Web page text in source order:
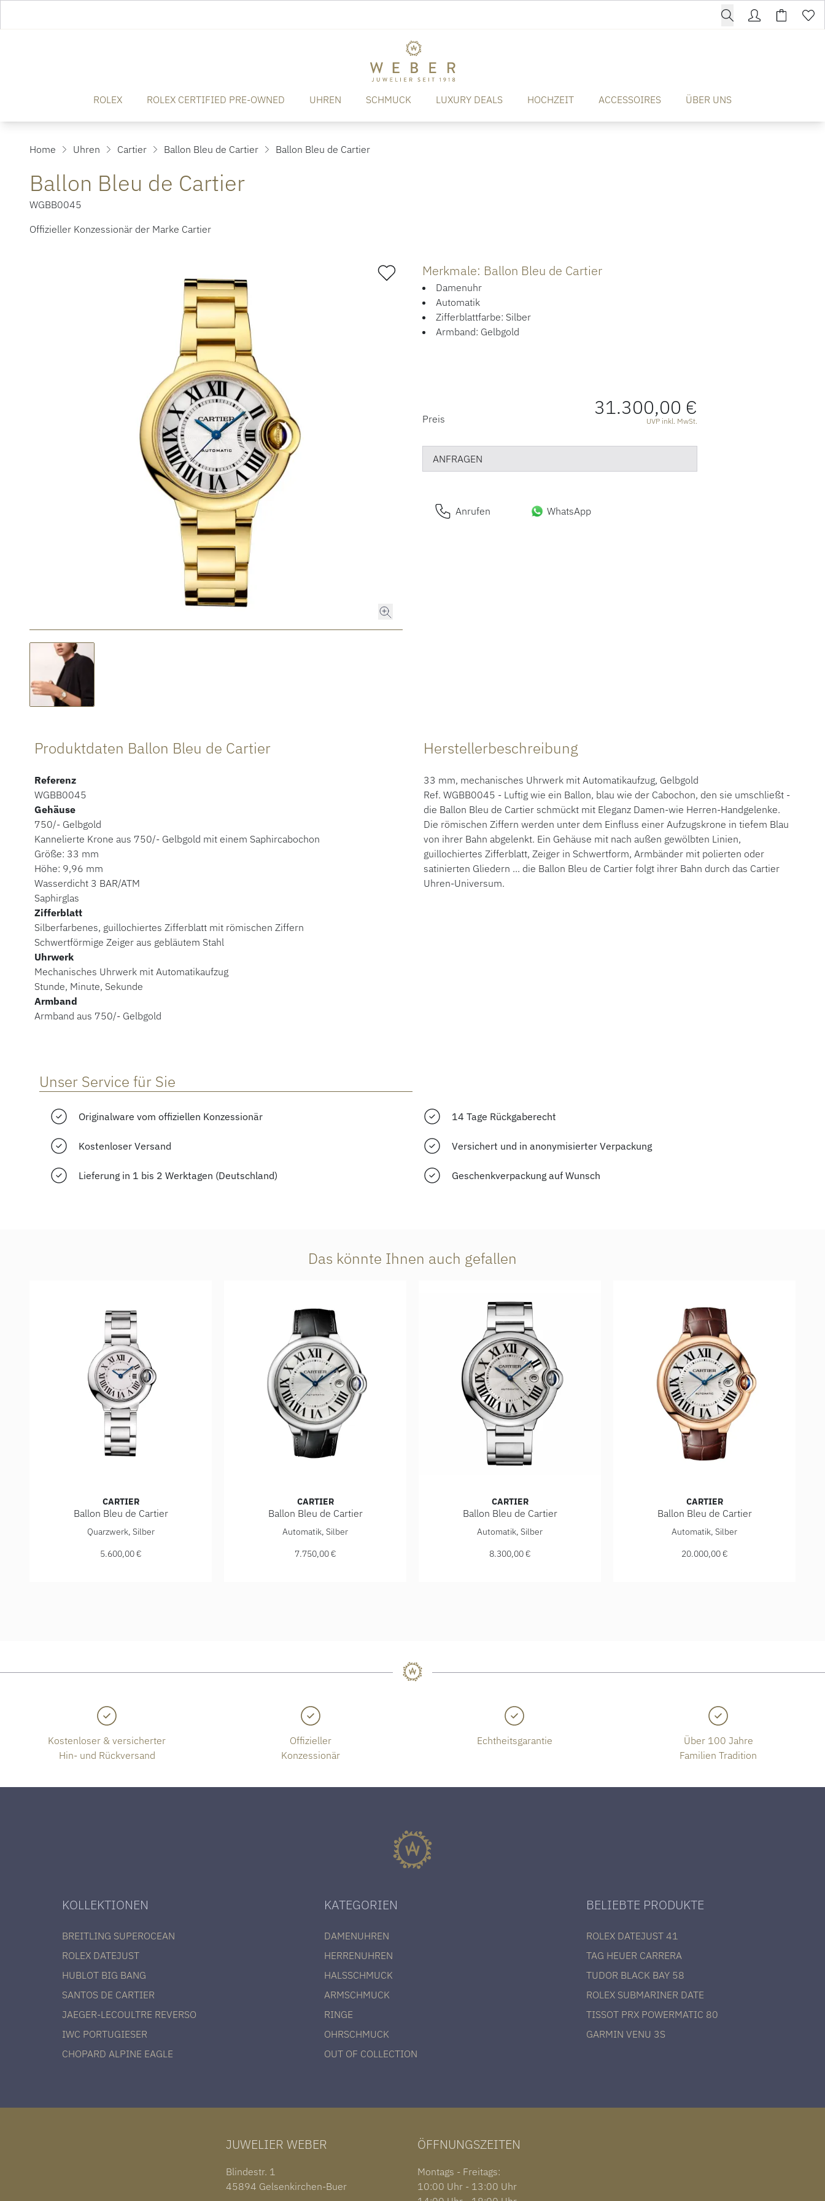
ROLEX ROLEX CERTIFIED PRE-OWNED UHREN SCHMUCK LUXURY DEALS HOCHZEIT ACCESSOIRES ÜBER UNS
Home Uhren Cartier Ballon Bleu de Cartier Ballon Bleu de Cartier
Ballon Bleu de Cartier
WGBB0045
Offizieller Konzessionär der Marke Cartier
Merkmale: Ballon Bleu de Cartier
Damenuhr
Automatik
Zifferblattfarbe: Silber
Armband: Gelbgold
PREISINFORMATIONEN
Preis 31.300,00 €
UVP inkl. MwSt.
ANFRAGEN
Anrufen WhatsApp
Produktdaten Ballon Bleu de Cartier
Referenz
WGBB0045
Gehäuse
750/- Gelbgold
Kannelierte Krone aus 750/- Gelbgold mit einem Saphircabochon
Größe: 33 mm
Höhe: 9,96 mm
Wasserdicht 3 BAR/ATM
Saphirglas
Zifferblatt
Silberfarbenes, guillochiertes Zifferblatt mit römischen Ziffern
Schwertförmige Zeiger aus gebläutem Stahl
Uhrwerk
Mechanisches Uhrwerk mit Automatikaufzug
Stunde, Minute, Sekunde
Armband
Armband aus 750/- Gelbgold
Herstellerbeschreibung
33 mm, mechanisches Uhrwerk mit Automatikaufzug, Gelbgold
Ref. WGBB0045 - Luftig wie ein Ballon, blau wie der Cabochon, den sie umschließt -
die Ballon Bleu de Cartier schmückt mit Eleganz Damen-wie Herren-Handgelenke.
Die römischen Ziffern werden unter dem Einfluss einer Aufzugskrone in tiefem Blau
von ihrer Bahn abgelenkt. Ein Gehäuse mit nach außen gewölbten Linien,
guillochiertes Zifferblatt, Zeiger in Schwertform, Armbänder mit polierten oder
satinierten Gliedern ... die Ballon Bleu de Cartier folgt ihrer Bahn durch das Cartier
Uhren-Universum.
Unser Service für Sie
Originalware vom offiziellen Konzessionär 14 Tage Rückgaberecht
Kostenloser Versand Versichert und in anonymisierter Verpackung
Lieferung in 1 bis 2 Werktagen (Deutschland) Geschenkverpackung auf Wunsch
Das könnte Ihnen auch gefallen
CARTIER
Ballon Bleu de Cartier
Cartier Ballon Bleu de Cartier, Ref: WSBB0073, Preis: 5.600,00 €
Quarzwerk, Silber
5.600,00 €
CARTIER
Ballon Bleu de Cartier
Cartier Ballon Bleu de Cartier, Ref: WSBB0026, Preis: 7.750,00 €
Automatik, Silber
7.750,00 €
CARTIER
Ballon Bleu de Cartier
Cartier Ballon Bleu de Cartier, Ref: WSBB0049, Preis: 8.300,00 €
Automatik, Silber
8.300,00 €
CARTIER
Ballon Bleu de Cartier
Cartier Ballon Bleu de Cartier, Ref:
Automatik, Silber
20.000,00 €
Kostenloser & versicherter
Hin- und Rückversand
Offizieller
Konzessionär
Echtheitsgarantie
Über 100 Jahre
Familien Tradition
KOLLEKTIONEN
BREITLING SUPEROCEAN
ROLEX DATEJUST
HUBLOT BIG BANG
SANTOS DE CARTIER
JAEGER-LECOULTRE REVERSO
IWC PORTUGIESER
CHOPARD ALPINE EAGLE
KATEGORIEN
DAMENUHREN
HERRENUHREN
HALSSCHMUCK
ARMSCHMUCK
RINGE
OHRSCHMUCK
OUT OF COLLECTION
BELIEBTE PRODUKTE
ROLEX DATEJUST 41
TAG HEUER CARRERA
TUDOR BLACK BAY 58
ROLEX SUBMARINER DATE
TISSOT PRX POWERMATIC 80
GARMIN VENU 3S
JUWELIER WEBER
Blindestr. 1
45894 Gelsenkirchen-Buer
ÖFFNUNGSZEITEN
Montags - Freitags:
10:00 Uhr - 13:00 Uhr